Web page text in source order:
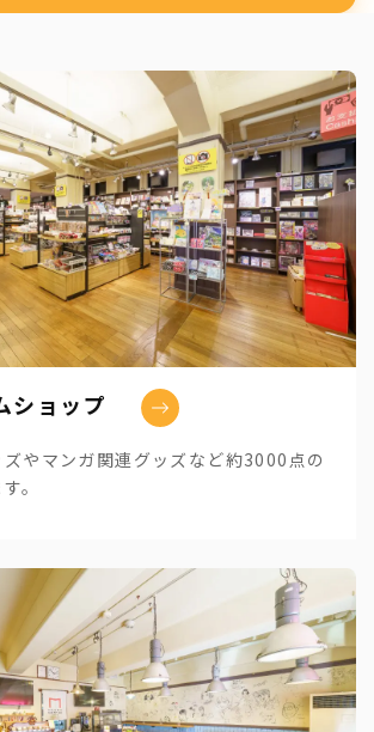
ショップ
やマンガ関連グッズなど約3000点の
。